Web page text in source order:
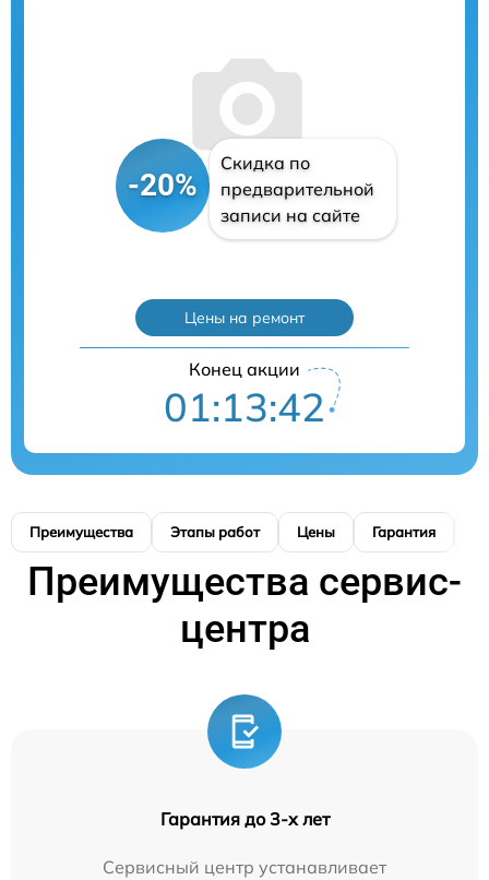
-20%
Скидка по
предварительной
записи на сайте
Цены на ремонт
Конец акции
01:13:41
Преимущества Этапы работ Цены Гарантия
Преимущества сервис-
центра
Гарантия до 3-х лет
Сервисный центр устанавливает